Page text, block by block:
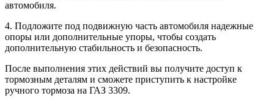
автомобиля.
4. Подложите под подвижную часть автомобиля надежные
опоры или дополнительные упоры, чтобы создать
дополнительную стабильность и безопасность.
После выполнения этих действий вы получите доступ к
тормозным деталям и сможете приступить к настройке
ручного тормоза на ГАЗ 3309.